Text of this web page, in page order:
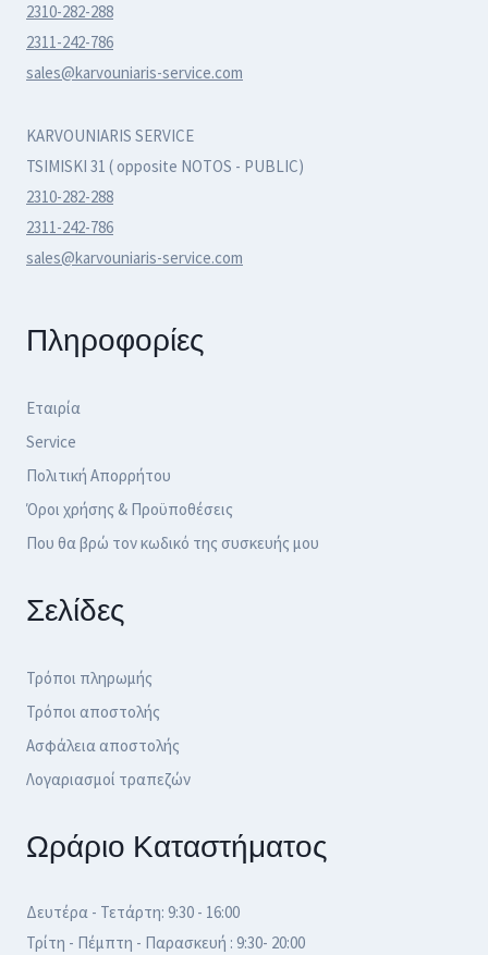
2310-282-288
2311-242-786
sales@karvouniaris-service.com
KARVOUNIARIS SERVICE
TSIMISKI 31 ( opposite NOTOS - PUBLIC)
2310-282-288
2311-242-786
sales@karvouniaris-service.com
Πληροφορίες
Εταιρία
Service
Πολιτική Απορρήτου
Όροι χρήσης & Προϋποθέσεις
Που θα βρώ τον κωδικό της συσκευής μου
Σελίδες
Τρόποι πληρωμής
Τρόποι αποστολής
Ασφάλεια αποστολής
Λογαριασμοί τραπεζών
Ωράριο Καταστήματος
Δευτέρα - Τετάρτη: 9:30 - 16:00
Τρίτη - Πέμπτη - Παρασκευή : 9:30- 20:00